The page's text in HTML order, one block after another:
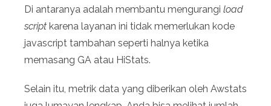
Di antaranya adalah membantu mengurangi load
script karena layanan ini tidak memerlukan kode
javascript tambahan seperti halnya ketika
memasang GA atau HiStats.
Selain itu, metrik data yang diberikan oleh Awstats